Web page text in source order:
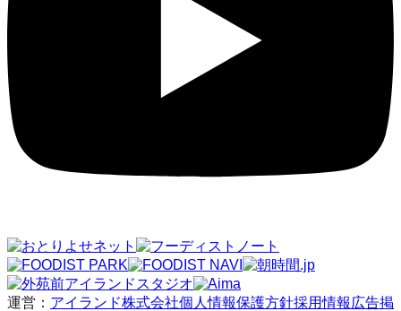
運営： アイランド株式会社個人情報保護方針採用情報 広告掲